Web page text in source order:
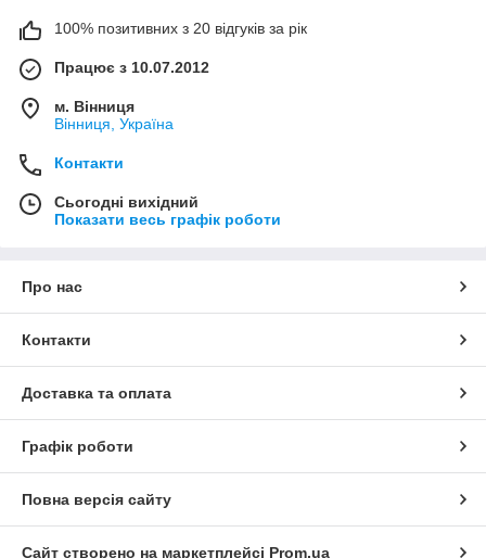
100% позитивних з 20 відгуків за рік
Працює з 10.07.2012
м. Вінниця
Вінниця, Україна
Контакти
Сьогодні вихідний
Показати весь графік роботи
Про нас
Контакти
Доставка та оплата
Графік роботи
Повна версія сайту
Сайт створено на маркетплейсі Prom.ua